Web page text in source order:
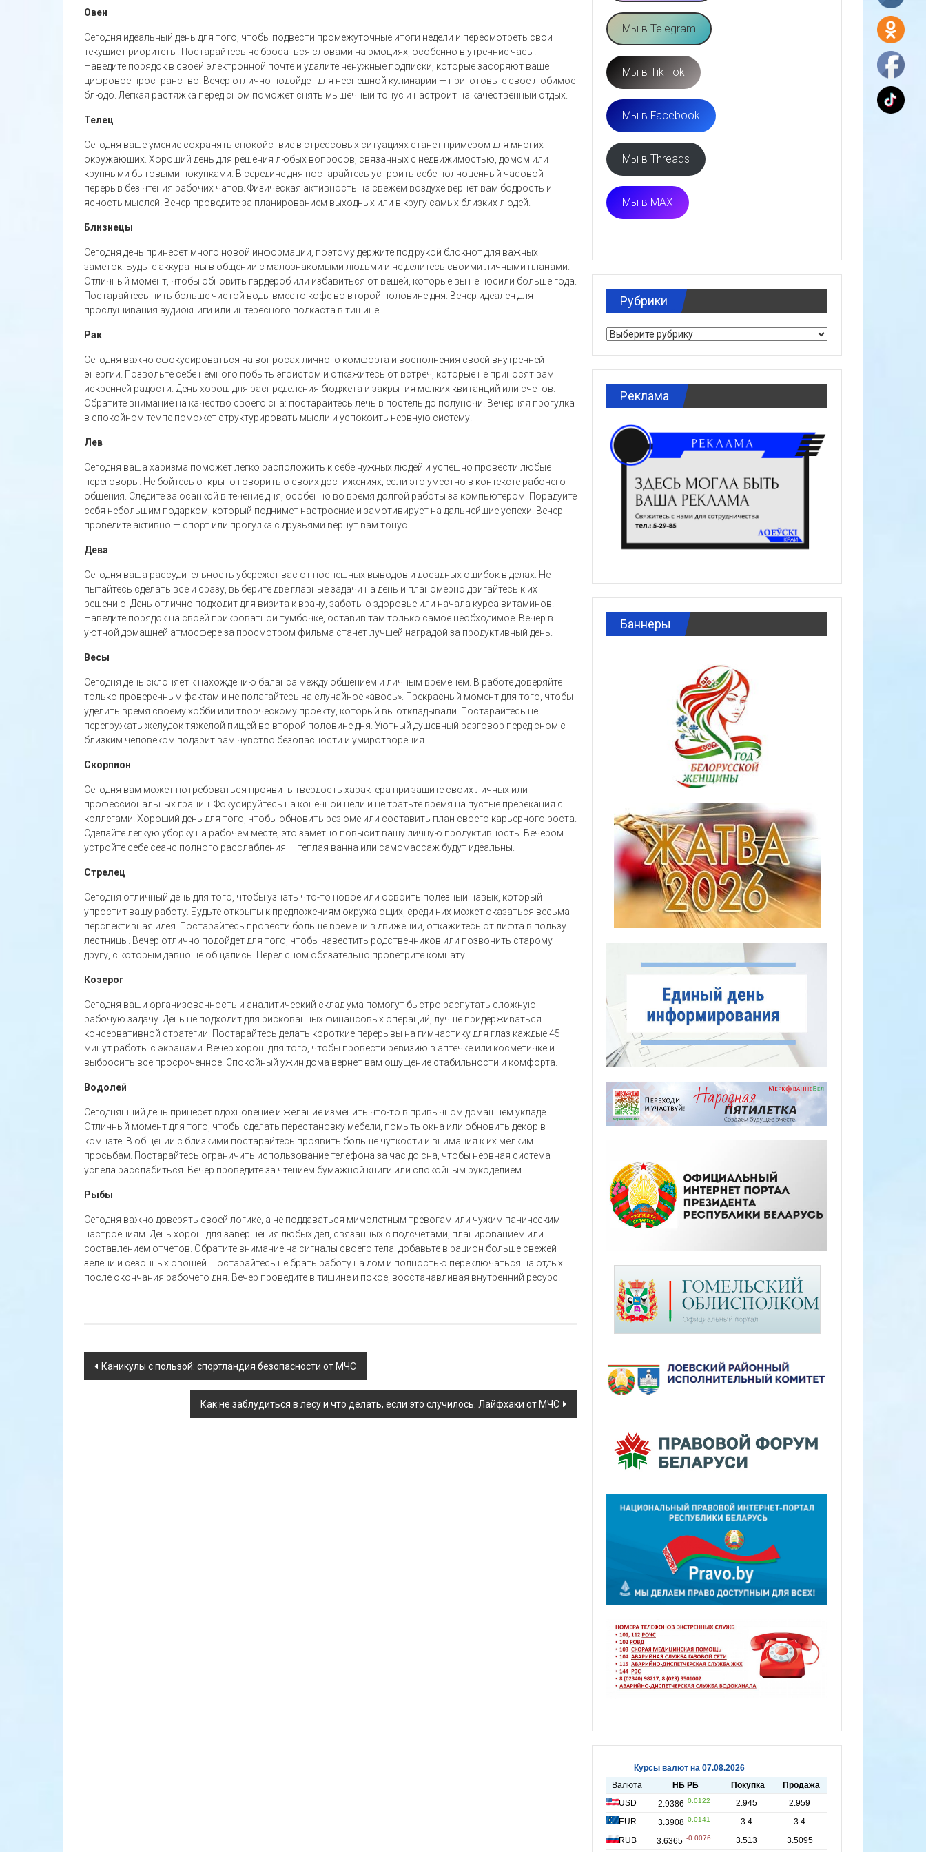
Овен
Сегодня идеальный день для того, чтобы подвести промежуточные итоги недели и пересмотреть свои
текущие приоритеты. Постарайтесь не бросаться словами на эмоциях, особенно в утренние часы.
Наведите порядок в своей электронной почте и удалите ненужные подписки, которые засоряют ваше
цифровое пространство. Вечер отлично подойдет для неспешной кулинарии — приготовьте свое любимое
блюдо. Легкая растяжка перед сном поможет снять мышечный тонус и настроит на качественный отдых.
Телец
Сегодня ваше умение сохранять спокойствие в стрессовых ситуациях станет примером для многих
окружающих. Хороший день для решения любых вопросов, связанных с недвижимостью, домом или
крупными бытовыми покупками. В середине дня постарайтесь устроить себе полноценный часовой
перерыв без чтения рабочих чатов. Физическая активность на свежем воздухе вернет вам бодрость и
ясность мыслей. Вечер проведите за планированием выходных или в кругу самых близких людей.
Близнецы
Сегодня день принесет много новой информации, поэтому держите под рукой блокнот для важных
заметок. Будьте аккуратны в общении с малознакомыми людьми и не делитесь своими личными планами.
Отличный момент, чтобы обновить гардероб или избавиться от вещей, которые вы не носили больше года.
Постарайтесь пить больше чистой воды вместо кофе во второй половине дня. Вечер идеален для
прослушивания аудиокниги или интересного подкаста в тишине.
Рак
Сегодня важно сфокусироваться на вопросах личного комфорта и восполнения своей внутренней
энергии. Позвольте себе немного побыть эгоистом и откажитесь от встреч, которые не приносят вам
искренней радости. День хорош для распределения бюджета и закрытия мелких квитанций или счетов.
Обратите внимание на качество своего сна: постарайтесь лечь в постель до полуночи. Вечерняя прогулка
в спокойном темпе поможет структурировать мысли и успокоить нервную систему.
Лев
Сегодня ваша харизма поможет легко расположить к себе нужных людей и успешно провести любые
переговоры. Не бойтесь открыто говорить о своих достижениях, если это уместно в контексте рабочего
общения. Следите за осанкой в течение дня, особенно во время долгой работы за компьютером. Порадуйте
себя небольшим подарком, который поднимет настроение и замотивирует на дальнейшие успехи. Вечер
проведите активно — спорт или прогулка с друзьями вернут вам тонус.
Дева
Сегодня ваша рассудительность убережет вас от поспешных выводов и досадных ошибок в делах. Не
пытайтесь сделать все и сразу, выберите две главные задачи на день и планомерно двигайтесь к их
решению. День отлично подходит для визита к врачу, заботы о здоровье или начала курса витаминов.
Наведите порядок на своей прикроватной тумбочке, оставив там только самое необходимое. Вечер в
уютной домашней атмосфере за просмотром фильма станет лучшей наградой за продуктивный день.
Весы
Сегодня день склоняет к нахождению баланса между общением и личным временем. В работе доверяйте
только проверенным фактам и не полагайтесь на случайное «авось». Прекрасный момент для того, чтобы
уделить время своему хобби или творческому проекту, который вы откладывали. Постарайтесь не
перегружать желудок тяжелой пищей во второй половине дня. Уютный душевный разговор перед сном с
близким человеком подарит вам чувство безопасности и умиротворения.
Скорпион
Сегодня вам может потребоваться проявить твердость характера при защите своих личных или
профессиональных границ. Фокусируйтесь на конечной цели и не тратьте время на пустые пререкания с
коллегами. Хороший день для того, чтобы обновить резюме или составить план своего карьерного роста.
Сделайте легкую уборку на рабочем месте, это заметно повысит вашу личную продуктивность. Вечером
устройте себе сеанс полного расслабления — теплая ванна или самомассаж будут идеальны.
Стрелец
Сегодня отличный день для того, чтобы узнать что-то новое или освоить полезный навык, который
упростит вашу работу. Будьте открыты к предложениям окружающих, среди них может оказаться весьма
перспективная идея. Постарайтесь провести больше времени в движении, откажитесь от лифта в пользу
лестницы. Вечер отлично подойдет для того, чтобы навестить родственников или позвонить старому
другу, с которым давно не общались. Перед сном обязательно проветрите комнату.
Козерог
Сегодня ваши организованность и аналитический склад ума помогут быстро распутать сложную
рабочую задачу. День не подходит для рискованных финансовых операций, лучше придерживаться
консервативной стратегии. Постарайтесь делать короткие перерывы на гимнастику для глаз каждые 45
минут работы с экранами. Вечер хорош для того, чтобы провести ревизию в аптечке или косметичке и
выбросить все просроченное. Спокойный ужин дома вернет вам ощущение стабильности и комфорта.
Водолей
Сегодняшний день принесет вдохновение и желание изменить что-то в привычном домашнем укладе.
Отличный момент для того, чтобы сделать перестановку мебели, помыть окна или обновить декор в
комнате. В общении с близкими постарайтесь проявить больше чуткости и внимания к их мелким
просьбам. Постарайтесь ограничить использование телефона за час до сна, чтобы нервная система
успела расслабиться. Вечер проведите за чтением бумажной книги или спокойным рукоделием.
Рыбы
Сегодня важно доверять своей логике, а не поддаваться мимолетным тревогам или чужим паническим
настроениям. День хорош для завершения любых дел, связанных с подсчетами, планированием или
составлением отчетов. Обратите внимание на сигналы своего тела: добавьте в рацион больше свежей
зелени и сезонных овощей. Постарайтесь не брать работу на дом и полностью переключаться на отдых
после окончания рабочего дня. Вечер проведите в тишине и покое, восстанавливая внутренний ресурс.
Навигация
Каникулы с пользой: спортландия безопасности от МЧС
Как не заблудиться в лесу и что делать, если это случилось. Лайфхаки от МЧС
Мы в Telegram
Мы в Tik Tok
Мы в Facebook
Мы в Threads
Мы в MAX
Рубрики
Рубрики
Реклама
Баннеры